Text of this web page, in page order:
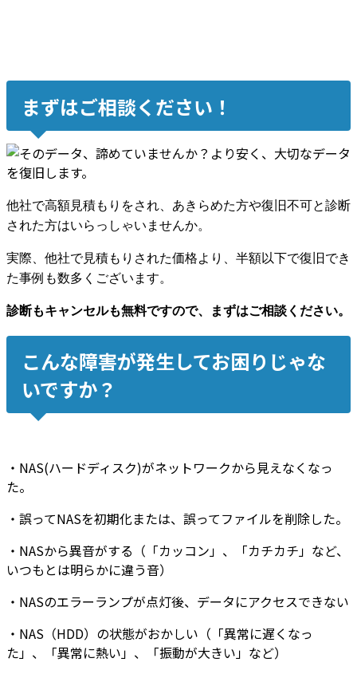
まずはご相談ください！
他社で高額見積もりをされ、あきらめた方や復旧不可と診断
された方はいらっしゃいませんか。
実際、他社で見積もりされた価格より、半額以下で復旧でき
た事例も数多くございます。
診断もキャンセルも無料ですので、まずはご相談ください。
こんな障害が発生してお困りじゃな
いですか？
・NAS(ハードディスク)がネットワークから見えなくなっ
た。
・誤ってNASを初期化または、誤ってファイルを削除した。
・NASから異音がする（「カッコン」、「カチカチ」など、
いつもとは明らかに違う音）
・ NASのエラーランプが点灯後、 データにアクセスできない
・NAS（HDD）の状態がおかしい （「異常に遅くなっ
た」、「異常に熱い」、「振動が大きい」など）